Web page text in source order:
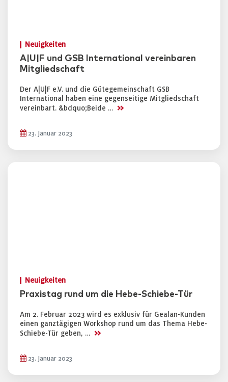
Neuigkeiten
A|U|F und GSB International vereinbaren
Mitgliedschaft
Der A|U|F e.V. und die Gütegemeinschaft GSB
International haben eine gegenseitige Mitgliedschaft
vereinbart. &bdquo;Beide … >>
23. Januar 2023
Neuigkeiten
Praxistag rund um die Hebe-Schiebe-Tür
Am 2. Februar 2023 wird es exklusiv für Gealan-Kunden
einen ganztägigen Workshop rund um das Thema Hebe-
Schiebe-Tür geben, … >>
23. Januar 2023